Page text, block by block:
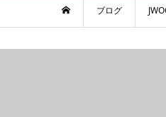
ブログ